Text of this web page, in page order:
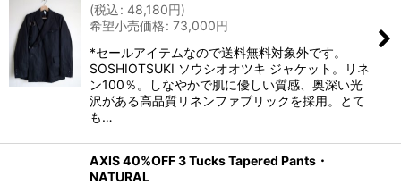
(税込: 48,180円)
希望小売価格: 73,000円
*セールアイテムなので送料無料対象外です。
SOSHIOTSUKI ソウシオオツキ ジャケット。リネ
ン100％。しなやかで肌に優しい質感、奥深い光
沢がある高品質リネンファブリックを採用。とて
も…
AXIS 40%OFF 3 Tucks Tapered Pants・
NATURAL